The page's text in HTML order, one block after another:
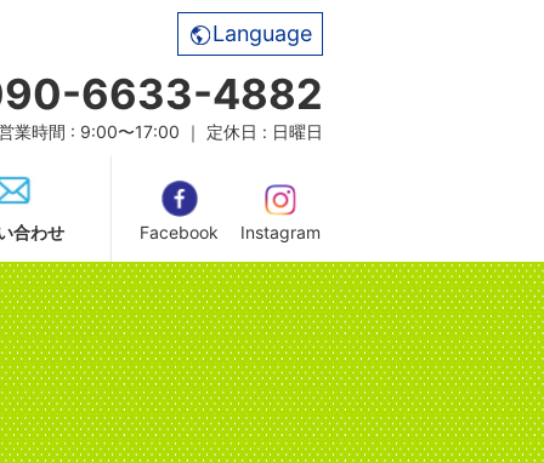
Language
6633-4882
業時間 : 9:00〜17:00 ｜ 定休日 : 日曜日
合わせ Facebook Instagram